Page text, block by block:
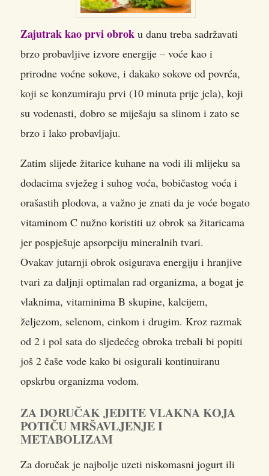
Zajutrak kao prvi obrok u danu treba sadržavati
brzo probavljive izvore energije – voće kao i
prirodne voćne sokove, i dakako sokove od povrća,
koji se konzumiraju prvi (10 minuta prije jela), koji
su vodenasti, dobro se miješaju sa slinom i zato se
brzo i lako probavljaju.
Zatim slijede žitarice kuhane na vodi ili mlijeku sa
dodacima svježeg i suhog voća, bobičastog voća i
orašastih plodova, a važno je znati da je voće bogato
vitaminom C nužno koristiti uz obrok sa žitaricama
jer pospješuje apsorpciju mineralnih tvari.
Ovakav jutarnji obrok osigurava energiju i hranjive
tvari za daljnji optimalan rad organizma, a bogat je
vlaknima, vitaminima B skupine, kalcijem,
željezom, selenom, cinkom i drugim. Kroz razmak
od 2 i pol sata do sljedećeg obroka trebali bi popiti
još 2 čaše vode kako bi osigurali kontinuiranu
opskrbu organizma vodom.
ZA DORUČAK JEDITE VLAKNA KOJA
POTIČU MRŠAVLJENJE I
METABOLIZAM
Za doručak je najbolje uzeti niskomasni jogurt ili